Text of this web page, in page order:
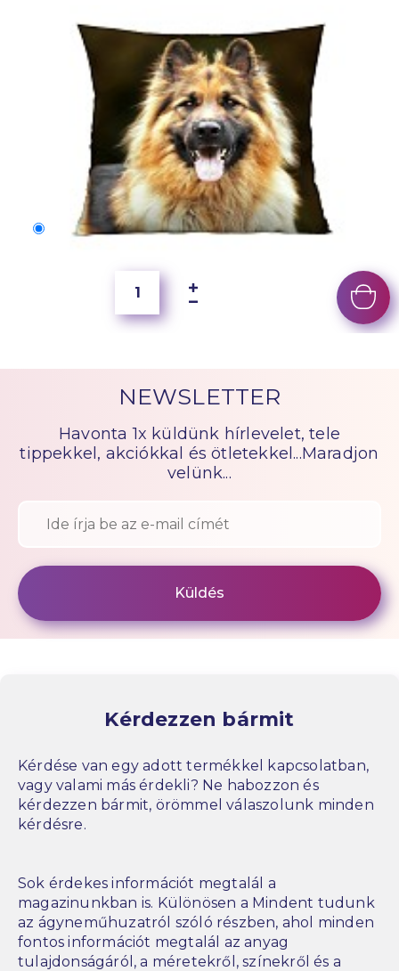
50x40 cm
NEWSLETTER
Havonta 1x küldünk hírlevelet, tele
tippekkel, akciókkal és ötletekkel...Maradjon
velünk...
Kérdezzen bármit
Kérdése van egy adott termékkel kapcsolatban,
vagy valami más érdekli? Ne habozzon és
kérdezzen bármit, örömmel válaszolunk minden
kérdésre.
Sok érdekes információt megtalál a
magazinunkban is. Különösen a Mindent tudunk
az ágyneműhuzatról szóló részben, ahol minden
fontos információt megtalál az anyag
tulajdonságáról, a méretekről, színekről és a